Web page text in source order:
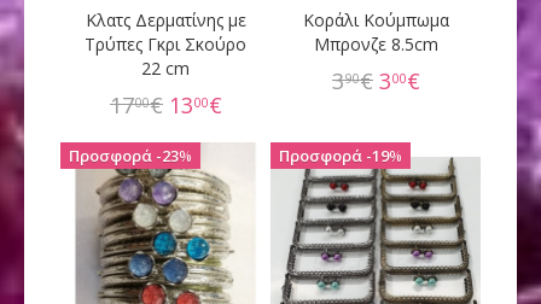
Κλατς Δερματίνης με
Τρύπες Γκρι Σκούρο
22 cm
1700€ 1300€
Κοράλι Κούμπωμα
Μπρονζε 8.5cm
390€ 300€
23% 19%